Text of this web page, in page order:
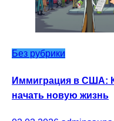
Без рубрики
Иммиграция в США:
начать новую жизнь